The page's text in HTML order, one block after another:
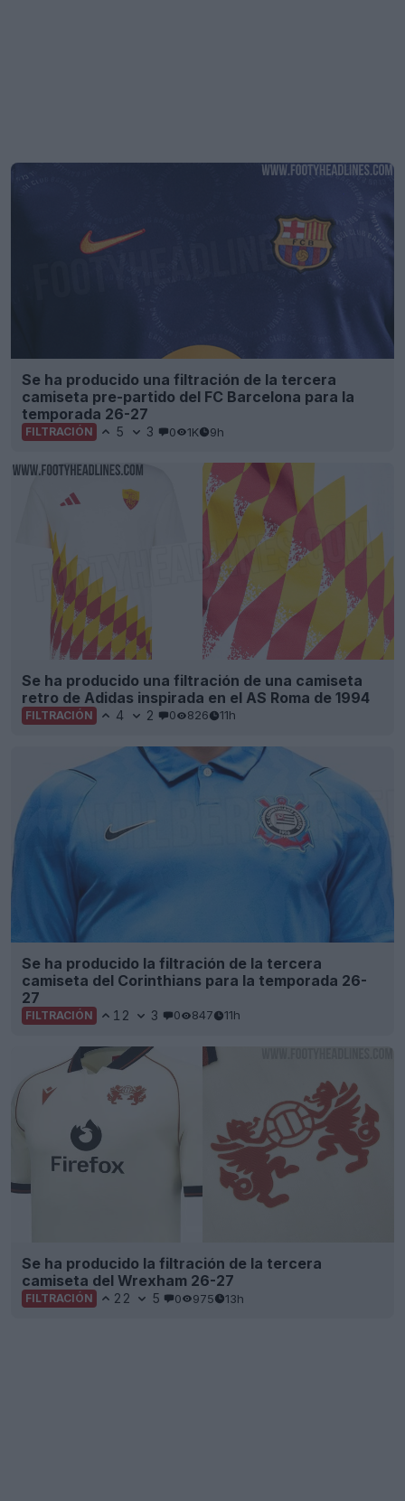
Se ha producido una filtración de la tercera
camiseta pre-partido del FC Barcelona para la
temporada 26-27
FILTRACIÓN 5 3 0 1K 9h
Se ha producido una filtración de una camiseta
retro de Adidas inspirada en el AS Roma de 1994
FILTRACIÓN 4 2 0 826 11h
Se ha producido la filtración de la tercera
camiseta del Corinthians para la temporada 26-
27
FILTRACIÓN 12 3 0 847 11h
Se ha producido la filtración de la tercera
camiseta del Wrexham 26-27
FILTRACIÓN 22 5 0 975 13h